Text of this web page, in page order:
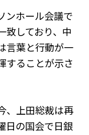
ンホール会議で
致しており、中
言葉と行動が一
することが示さ
、上田総裁は再
日の国会で日銀